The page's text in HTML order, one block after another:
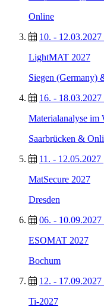
Online
10. - 12.03.2027
LightMAT 2027
Siegen (Germany)
16. - 18.03.2027
Materialanalyse
Saarbrücken &
11. - 12.05.2027
MatSecure 2027
Dresden
06. - 10.09.2027
ESOMAT 2027
Bochum
12. - 17.09.2027
Ti-2027